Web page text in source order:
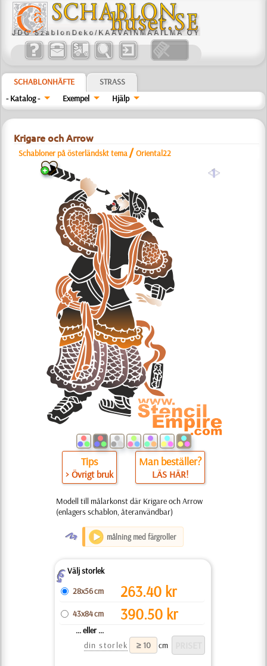
SCHABLONHÄFTE
STRASS
- Katalog -
Exempel Hjälp
Krigare och Arrow
Schabloner på österländskt tema/Oriental22
a
Tips
> Övrigt bruk
Man beställer?
LÄS HÄR!
Modell till målarkonst där Krigare och Arrow
(enlagers schablon, återanvändbar)
O målning med färgroller
ZVälj storlek
28x56 cm
263.40 kr
43x84 cm 390.50 kr
... eller ...
din storlek
cm